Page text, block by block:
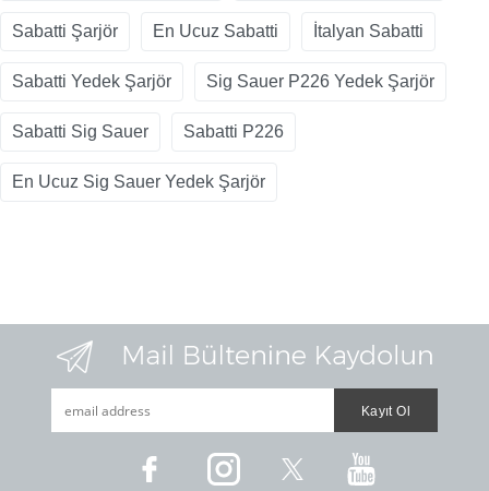
Sabatti Şarjör En Ucuz Sabatti İtalyan Sabatti
Sabatti Yedek Şarjör Sig Sauer P226 Yedek Şarjör
Sabatti Sig Sauer Sabatti P226
En Ucuz Sig Sauer Yedek Şarjör